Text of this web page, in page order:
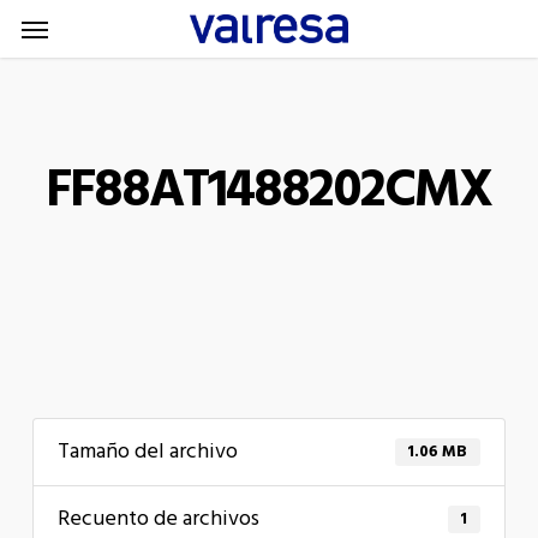
Skip
to
Menu
FF88AT1488202CMX
Tamaño del archivo 1.06 MB
Recuento de archivos 1
Menu